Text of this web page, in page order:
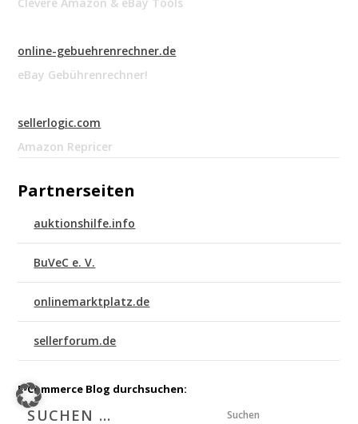
online-gebuehrenrechner.de
eBay Gebührenrechner!
sellerlogic.com
Amazon Repricer
Partnerseiten
auktionshilfe.info
BuVeC e. V.
onlinemarktplatz.de
sellerforum.de
E-Commerce Blog durchsuchen:
Suchen